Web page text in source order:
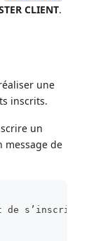
CLIENT.
une
inscrits.
un
message de
s’inscrire